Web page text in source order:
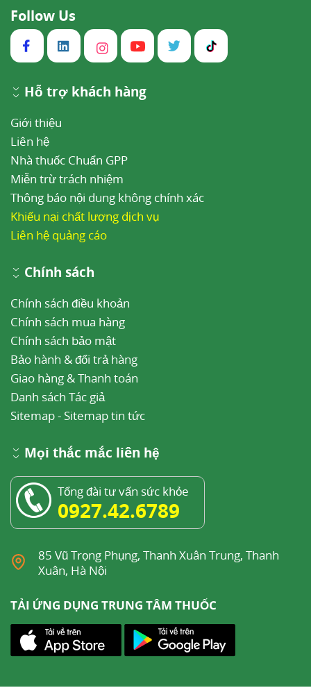
Follow Us
Hỗ trợ khách hàng
Giới thiệu
Liên hệ
Nhà thuốc Chuẩn GPP
Miễn trừ trách nhiệm
Thông báo nội dung không chính xác
Khiếu nại chất lượng dịch vụ
Liên hệ quảng cáo
Chính sách
Chính sách điều khoản
Chính sách mua hàng
Chính sách bảo mật
Bảo hành & đổi trả hàng
Giao hàng & Thanh toán
Danh sách Tác giả
Sitemap- Sitemap tin tức
Mọi thắc mắc liên hệ
Tổng đài tư vấn sức khỏe
0927.42.6789
85 Vũ Trọng Phụng, Thanh Xuân Trung, Thanh
Xuân, Hà Nội
TẢI ỨNG DỤNG TRUNG TÂM THUỐC